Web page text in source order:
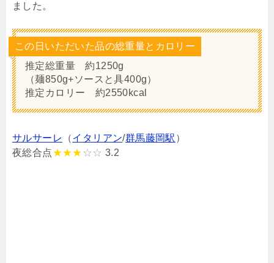
ました。
この日いただいた品の総重量とカロリー
推定総重量 約1250g
（麺850g+ソースと具400g）
推定カロリー 約2550kcal
サルサーレ （イタリアン/群馬藤岡駅 ）
夜総合点★★★ ☆☆ 3.2